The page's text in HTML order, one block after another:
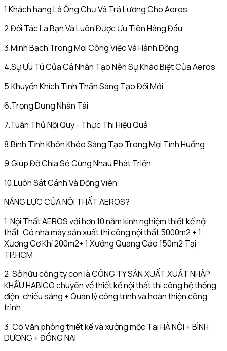
1.Khách hàng Là Ông Chủ Và Trả Lương Cho Aeros
2.Đối Tác Là Bạn Và Luôn Được Ưu Tiên Hàng Đầu
3.Minh Bạch Trong Mọi Công Việc Và Hành Động
4.Sự Ưu Tú Của Cá Nhân Tạo Nên Sự Khác Biệt Của Aeros
5.Khuyến Khích Tinh Thần Sáng Tạo Đổi Mới
6.Trọng Dụng Nhân Tài
7.Tuân Thủ Nội Quy - Thực Thi Hiệu Quả
8.Bình Tĩnh Khôn Khéo Sáng Tạo Trong Mọi Tình Huống
9.Giúp Đỡ Chia Sẻ Cùng Nhau Phát Triển
10.Luôn Sát Cánh Và Động Viên
NĂNG LỰC CỦA NỘI THẤT AEROS?
1. Nội Thất AEROS với hơn 10 năm kinh nghiệm thiết kế nội
thất, Có nhà máy sản xuất thi công nội thất 5000m2 + 1
Xưởng Cơ Khí 200m2+ 1 Xưởng Quảng Cáo 150m2 Tại
TP.HCM
2. Sở hữu công ty con là CÔNG TY SẢN XUẤT XUẤT NHẬP
KHẨU HABICO chuyên về thiết kế nội thất thi công hệ thống
điện, chiếu sáng + Quản lý công trình và hoàn thiện công
trình.
3. Có Văn phòng thiết kế và xưởng mộc Tại HÀ NỘI + BÌNH
DƯƠNG + ĐỒNG NAI